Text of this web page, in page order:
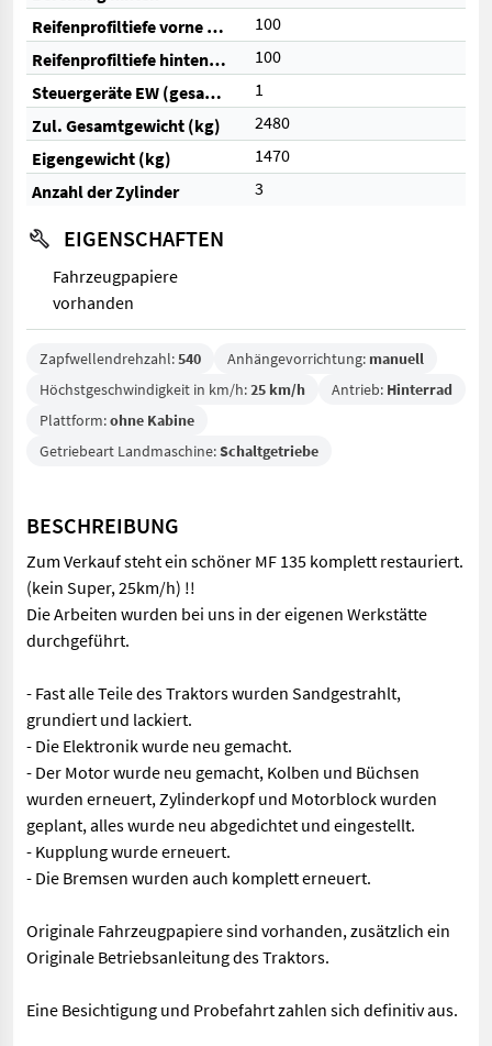
Reifenprofiltiefe vorne (%)
100
Reifenprofiltiefe hinten (%)
100
Steuergeräte EW (gesamt)
1
Zul. Gesamtgewicht (kg)
2480
Eigengewicht (kg)
1470
Anzahl der Zylinder
3
EIGENSCHAFTEN
Fahrzeugpapiere
vorhanden
Zapfwellendrehzahl:540 Anhängevorrichtung: manuell
Höchstgeschwindigkeit in km/h:25 km/h Antrieb: Hinterrad
Plattform:ohne Kabine
Getriebeart Landmaschine:Schaltgetriebe
BESCHREIBUNG
Zum Verkauf steht ein schöner MF 135 komplett restauriert.
(kein Super, 25km/h) !!
Die Arbeiten wurden bei uns in der eigenen Werkstätte
durchgeführt.
- Fast alle Teile des Traktors wurden Sandgestrahlt,
grundiert und lackiert.
- Die Elektronik wurde neu gemacht.
- Der Motor wurde neu gemacht, Kolben und Büchsen
wurden erneuert, Zylinderkopf und Motorblock wurden
geplant, alles wurde neu abgedichtet und eingestellt.
- Kupplung wurde erneuert.
- Die Bremsen wurden auch komplett erneuert.
Originale Fahrzeugpapiere sind vorhanden, zusätzlich ein
Originale Betriebsanleitung des Traktors.
Eine Besichtigung und Probefahrt zahlen sich definitiv aus.